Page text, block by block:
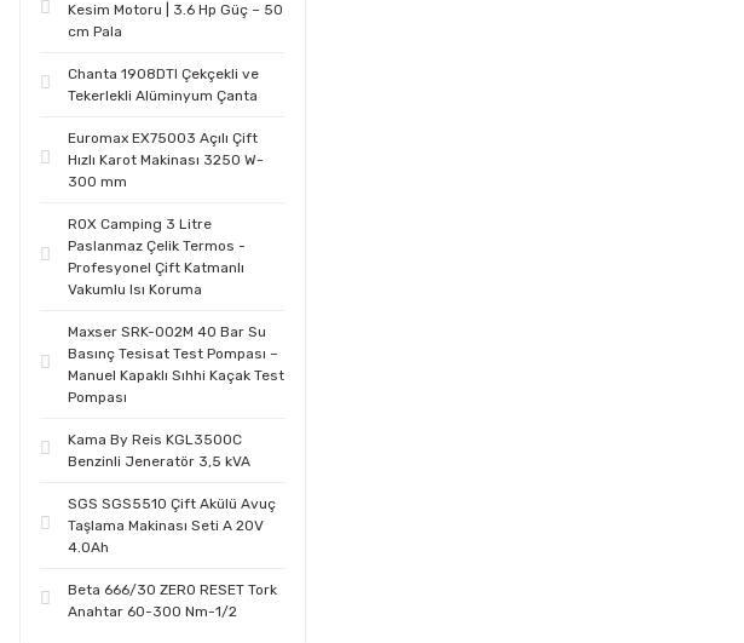
Kesim Motoru | 3.6 Hp Güç – 50
cm Pala
Chanta 1908DTI Çekçekli ve
Tekerlekli Alüminyum Çanta
Euromax EX75003 Açılı Çift
Hızlı Karot Makinası 3250 W-
300 mm
ROX Camping 3 Litre
Paslanmaz Çelik Termos -
Profesyonel Çift Katmanlı
Vakumlu Isı Koruma
Maxser SRK-002M 40 Bar Su
Basınç Tesisat Test Pompası –
Manuel Kapaklı Sıhhi Kaçak Test
Pompası
Kama By Reis KGL3500C
Benzinli Jeneratör 3,5 kVA
SGS SGS5510 Çift Akülü Avuç
Taşlama Makinası Seti A 20V
4.0Ah
Beta 666/30 ZERO RESET Tork
Anahtar 60-300 Nm-1/2